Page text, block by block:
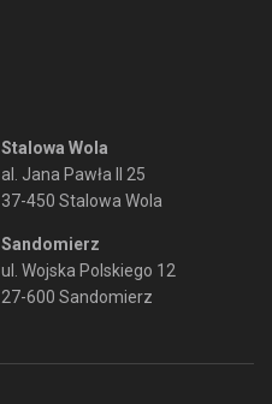
Stalowa Wola
al. Jana Pawła II 25
37-450 Stalowa Wola
Sandomierz
ul. Wojska Polskiego 12
27-600 Sandomierz